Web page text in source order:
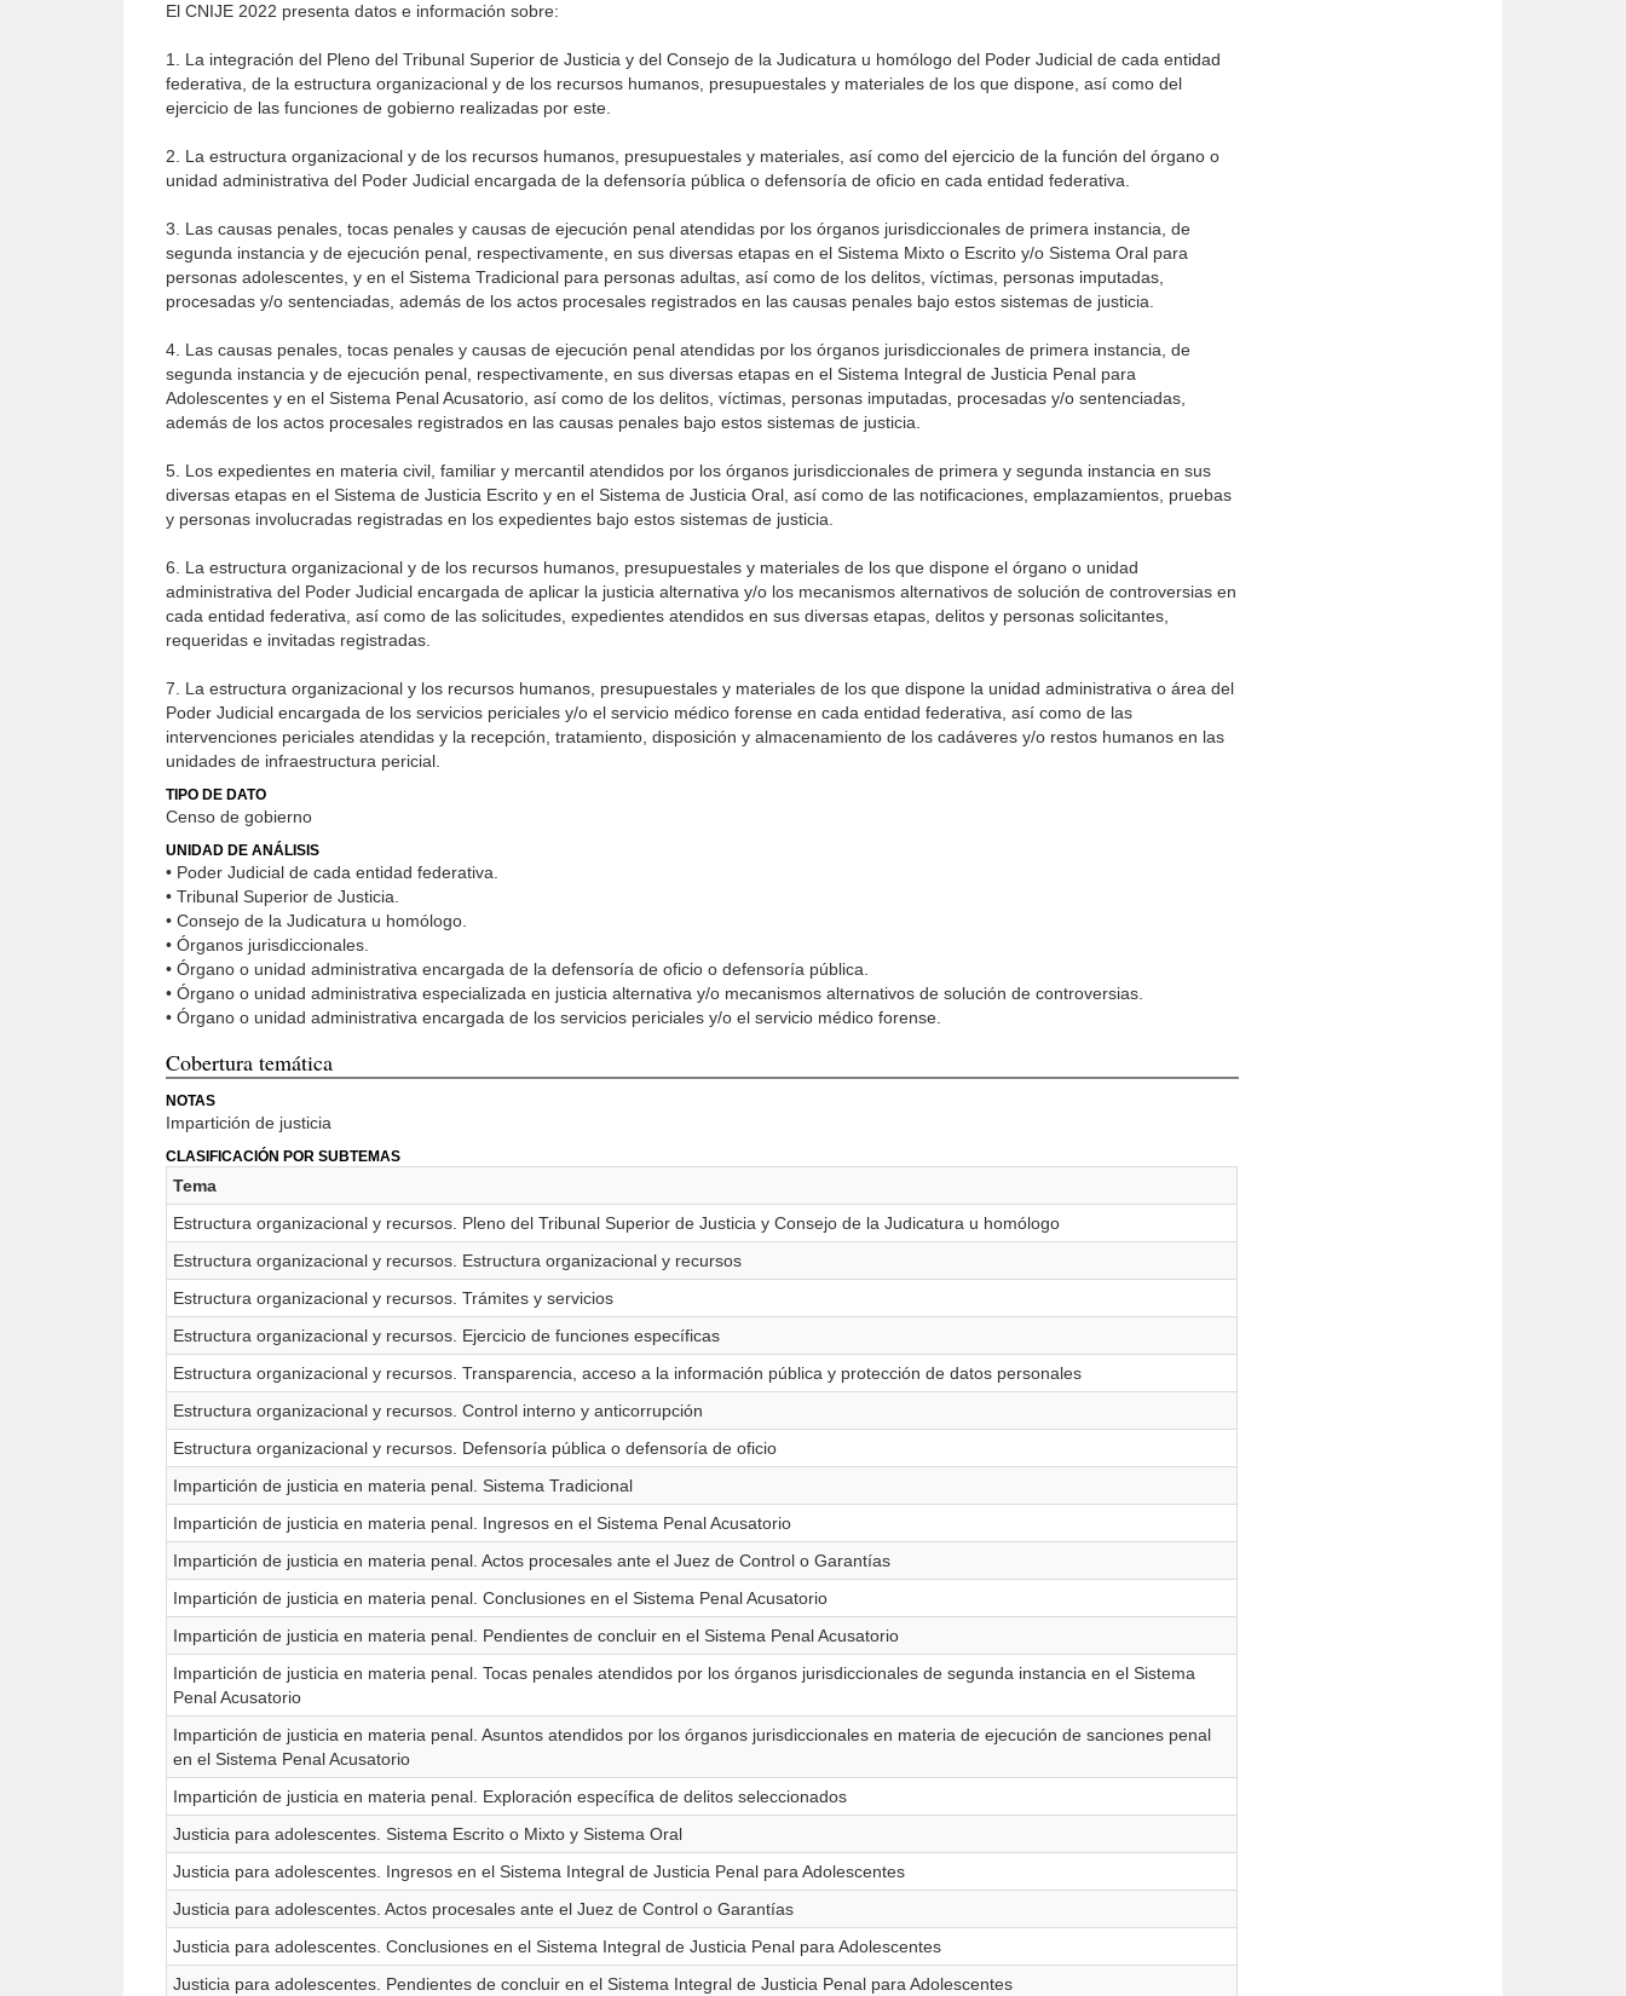
El CNIJE 2022 presenta datos e información sobre:
1. La integración del Pleno del Tribunal Superior de Justicia y del Consejo de la Judicatura u homólogo del Poder Judicial de cada entidad
federativa, de la estructura organizacional y de los recursos humanos, presupuestales y materiales de los que dispone, así como del
ejercicio de las funciones de gobierno realizadas por este.
2. La estructura organizacional y de los recursos humanos, presupuestales y materiales, así como del ejercicio de la función del órgano o
unidad administrativa del Poder Judicial encargada de la defensoría pública o defensoría de oficio en cada entidad federativa.
3. Las causas penales, tocas penales y causas de ejecución penal atendidas por los órganos jurisdiccionales de primera instancia, de
segunda instancia y de ejecución penal, respectivamente, en sus diversas etapas en el Sistema Mixto o Escrito y/o Sistema Oral para
personas adolescentes, y en el Sistema Tradicional para personas adultas, así como de los delitos, víctimas, personas imputadas,
procesadas y/o sentenciadas, además de los actos procesales registrados en las causas penales bajo estos sistemas de justicia.
4. Las causas penales, tocas penales y causas de ejecución penal atendidas por los órganos jurisdiccionales de primera instancia, de
segunda instancia y de ejecución penal, respectivamente, en sus diversas etapas en el Sistema Integral de Justicia Penal para
Adolescentes y en el Sistema Penal Acusatorio, así como de los delitos, víctimas, personas imputadas, procesadas y/o sentenciadas,
además de los actos procesales registrados en las causas penales bajo estos sistemas de justicia.
5. Los expedientes en materia civil, familiar y mercantil atendidos por los órganos jurisdiccionales de primera y segunda instancia en sus
diversas etapas en el Sistema de Justicia Escrito y en el Sistema de Justicia Oral, así como de las notificaciones, emplazamientos, pruebas
y personas involucradas registradas en los expedientes bajo estos sistemas de justicia.
6. La estructura organizacional y de los recursos humanos, presupuestales y materiales de los que dispone el órgano o unidad
administrativa del Poder Judicial encargada de aplicar la justicia alternativa y/o los mecanismos alternativos de solución de controversias en
cada entidad federativa, así como de las solicitudes, expedientes atendidos en sus diversas etapas, delitos y personas solicitantes,
requeridas e invitadas registradas.
7. La estructura organizacional y los recursos humanos, presupuestales y materiales de los que dispone la unidad administrativa o área del
Poder Judicial encargada de los servicios periciales y/o el servicio médico forense en cada entidad federativa, así como de las
intervenciones periciales atendidas y la recepción, tratamiento, disposición y almacenamiento de los cadáveres y/o restos humanos en las
unidades de infraestructura pericial.
TIPO DE DATO
Censo de gobierno
UNIDAD DE ANÁLISIS
• Poder Judicial de cada entidad federativa.
• Tribunal Superior de Justicia.
• Consejo de la Judicatura u homólogo.
• Órganos jurisdiccionales.
• Órgano o unidad administrativa encargada de la defensoría de oficio o defensoría pública.
• Órgano o unidad administrativa especializada en justicia alternativa y/o mecanismos alternativos de solución de controversias.
• Órgano o unidad administrativa encargada de los servicios periciales y/o el servicio médico forense.
Cobertura temática
NOTAS
Impartición de justicia
CLASIFICACIÓN POR SUBTEMAS
Tema
Estructura organizacional y recursos. Pleno del Tribunal Superior de Justicia y Consejo de la Judicatura u homólogo
Estructura organizacional y recursos. Estructura organizacional y recursos
Estructura organizacional y recursos. Trámites y servicios
Estructura organizacional y recursos. Ejercicio de funciones específicas
Estructura organizacional y recursos. Transparencia, acceso a la información pública y protección de datos personales
Estructura organizacional y recursos. Control interno y anticorrupción
Estructura organizacional y recursos. Defensoría pública o defensoría de oficio
Impartición de justicia en materia penal. Sistema Tradicional
Impartición de justicia en materia penal. Ingresos en el Sistema Penal Acusatorio
Impartición de justicia en materia penal. Actos procesales ante el Juez de Control o Garantías
Impartición de justicia en materia penal. Conclusiones en el Sistema Penal Acusatorio
Impartición de justicia en materia penal. Pendientes de concluir en el Sistema Penal Acusatorio
Impartición de justicia en materia penal. Tocas penales atendidos por los órganos jurisdiccionales de segunda instancia en el Sistema
Penal Acusatorio
Impartición de justicia en materia penal. Asuntos atendidos por los órganos jurisdiccionales en materia de ejecución de sanciones penal
en el Sistema Penal Acusatorio
Impartición de justicia en materia penal. Exploración específica de delitos seleccionados
Justicia para adolescentes. Sistema Escrito o Mixto y Sistema Oral
Justicia para adolescentes. Ingresos en el Sistema Integral de Justicia Penal para Adolescentes
Justicia para adolescentes. Actos procesales ante el Juez de Control o Garantías
Justicia para adolescentes. Conclusiones en el Sistema Integral de Justicia Penal para Adolescentes
Justicia para adolescentes. Pendientes de concluir en el Sistema Integral de Justicia Penal para Adolescentes